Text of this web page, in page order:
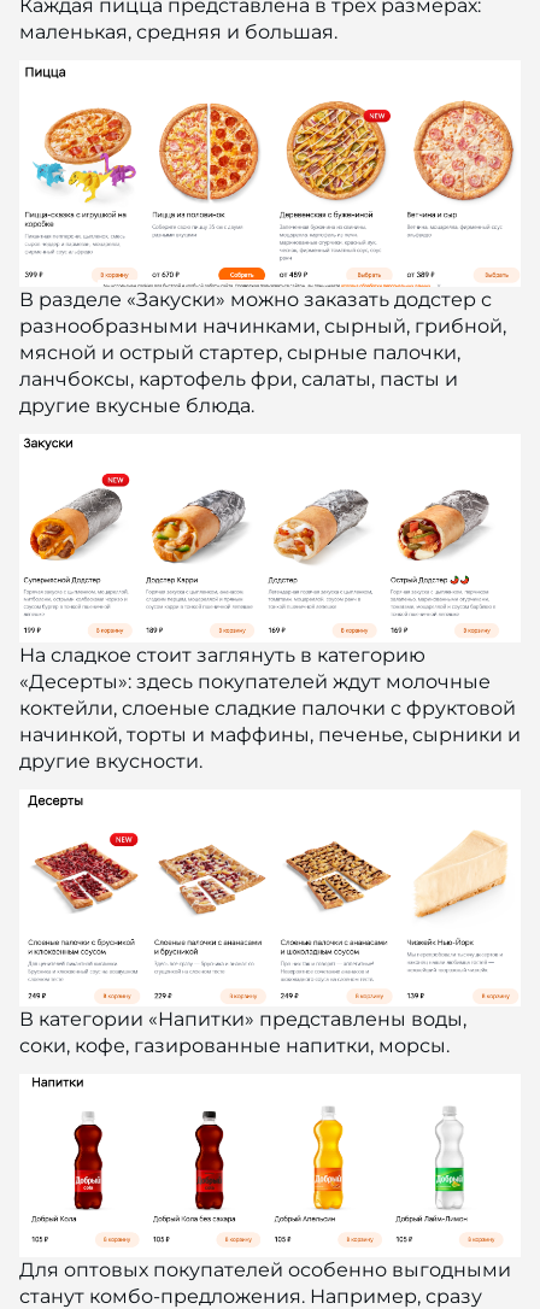
Каждая пицца представлена в трех размерах:
маленькая, средняя и большая.
В разделе «Закуски» можно заказать додстер с
разнообразными начинками, сырный, грибной,
мясной и острый стартер, сырные палочки,
ланчбоксы, картофель фри, салаты, пасты и
другие вкусные блюда.
На сладкое стоит заглянуть в категорию
«Десерты»: здесь покупателей ждут молочные
коктейли, слоеные сладкие палочки с фруктовой
начинкой, торты и маффины, печенье, сырники и
другие вкусности.
В категории «Напитки» представлены воды,
соки, кофе, газированные напитки, морсы.
Для оптовых покупателей особенно выгодными
станут комбо-предложения. Например, сразу